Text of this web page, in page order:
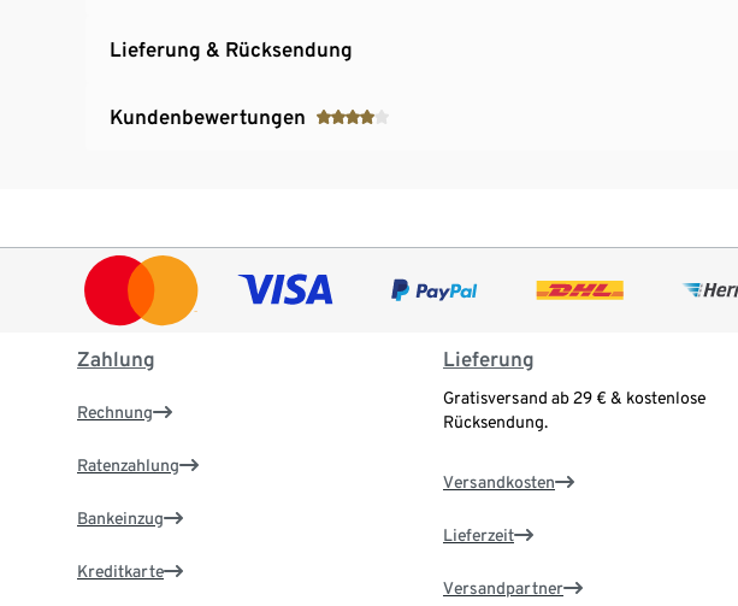
Lieferung & Rücksendung
Kundenbewertungen
Zahlung
Rechnung
Ratenzahlung
Bankeinzug
Kreditkarte
Lieferung
Gratisversand ab 29 € & kostenlose
Rücksendung.
Versandkosten
Lieferzeit
Versandpartner